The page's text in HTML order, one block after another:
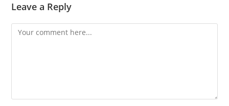
Leave a Reply
Comment